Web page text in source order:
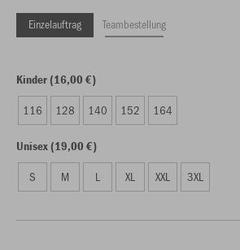
Einzelauftrag Teambestellung
Kinder (16,00 €)
116 128 140 152 164
Unisex (19,00 €)
S M L XL XXL 3XL